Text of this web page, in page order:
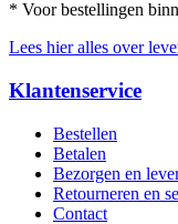
* Voor bestellingen
Lees hier alles over
Klantenservice
Bestellen
Betalen
Bezorgen en
Retourneren en
Contact